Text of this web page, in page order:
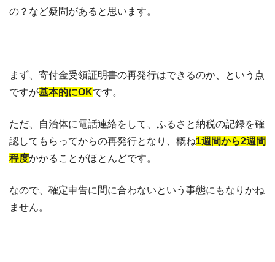
の？など疑問があると思います。
まず、寄付金受領証明書の再発行はできるのか、という点
ですが基本的にOKです。
ただ、自治体に電話連絡をして、ふるさと納税の記録を確
認してもらってからの再発行となり、概ね1週間から2週間
程度かかることがほとんどです。
なので、確定申告に間に合わないという事態にもなりかね
ません。